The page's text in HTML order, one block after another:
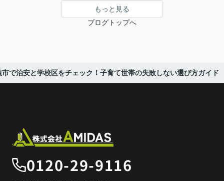
もっと見る
ブログトップへ
市で治安と学校区をチェック！子育て世帯の失敗しない選び方ガイド
0120-29-9116